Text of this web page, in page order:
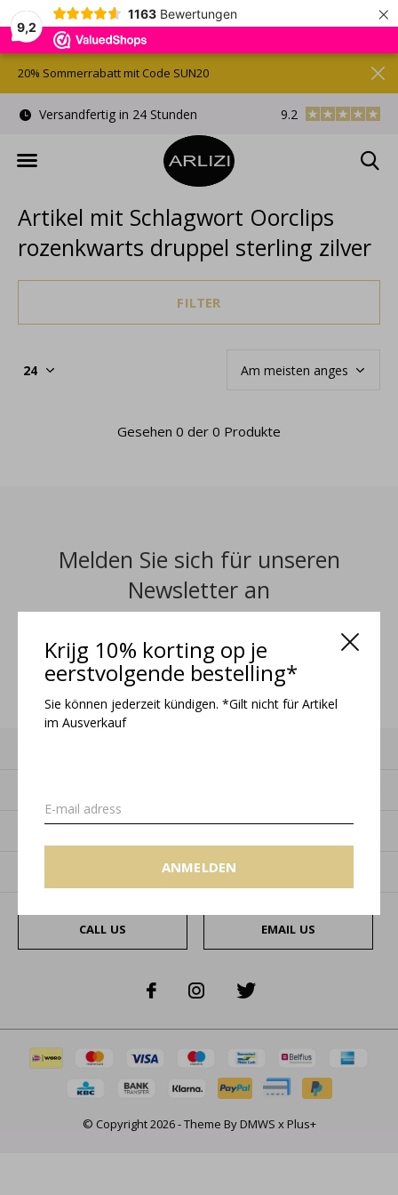
9,2
1163 Bewertungen ×
Krijg 10% korting op je
eerstvolgende bestelling*
Sie können jederzeit kündigen. *Gilt nicht für Artikel
im Ausverkauf
ANMELDEN
Versandfertig in 24 Stunden Kostenlose
9.2
20% Sommerrabatt mit Code SUN20
Artikel mit Schlagwort Oorclips
rozenkwarts druppel sterling zilver
FILTER
Gesehen 0 der 0 Produkte
Melden Sie sich für unseren
Newsletter an
CALL US EMAIL US
© Copyright2026- Theme ByDMWS xPlus+